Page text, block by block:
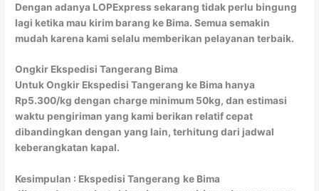
Dengan adanya LOPExpress sekarang tidak perlu bingung
lagi ketika mau kirim barang ke Bima. Semua semakin
mudah karena kami selalu memberikan pelayanan terbaik.
Ongkir Ekspedisi Tangerang Bima
Untuk Ongkir Ekspedisi Tangerang ke Bima hanya
Rp5.300/kg dengan charge minimum 50kg, dan estimasi
waktu pengiriman yang kami berikan relatif cepat
dibandingkan dengan yang lain, terhitung dari jadwal
keberangkatan kapal.
Kesimpulan : Ekspedisi Tangerang ke Bima